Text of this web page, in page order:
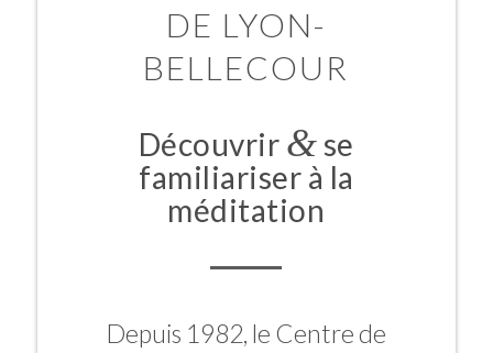
DE LYON-
BELLECOUR
Découvrir & se
familiariser à la
méditation
Depuis 1982, le Centre de